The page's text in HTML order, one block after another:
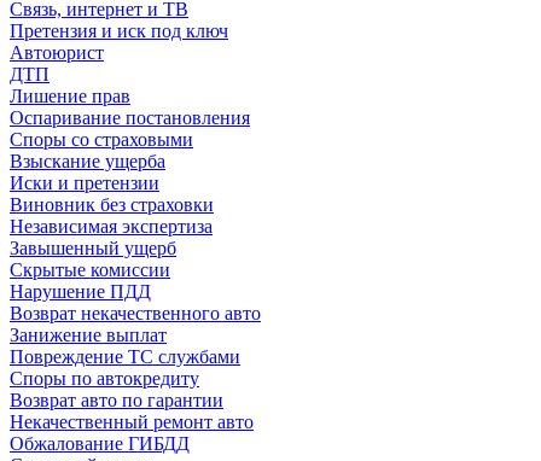
Связь, интернет и ТВ
Претензия и иск под ключ
Автоюрист
ДТП
Лишение прав
Оспаривание постановления
Споры со страховыми
Взыскание ущерба
Иски и претензии
Виновник без страховки
Независимая экспертиза
Завышенный ущерб
Скрытые комиссии
Нарушение ПДД
Возврат некачественного авто
Занижение выплат
Повреждение ТС службами
Споры по автокредиту
Возврат авто по гарантии
Некачественный ремонт авто
Обжалование ГИБДД